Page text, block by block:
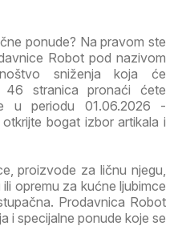
ponude? Na pravom ste
Robot pod nazivom
sniženja koja će
stranica pronaći ćete
u periodu 01.06.2026 -
bogat izbor artikala i
proizvode za ličnu njegu,
opremu za kućne ljubimce
Prodavnica Robot
i specijalne ponude koje se